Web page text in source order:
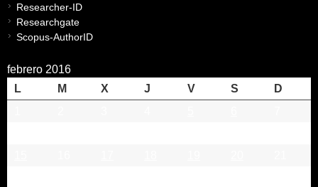
Researcher-ID
Researchgate
Scopus-AuthorID
febrero 2016
L
M X J V S
D